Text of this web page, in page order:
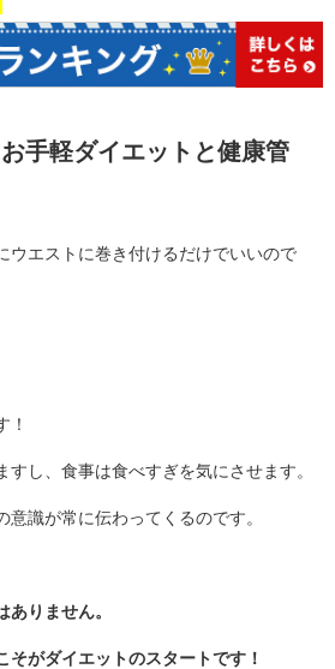
手軽ダイエットと健康管
ウエストに巻き付けるだけでいいので
！
すし、食事は食べすぎを気にさせます。
識が常に伝わってくるのです。
ありません。
そがダイエットのスタートです！